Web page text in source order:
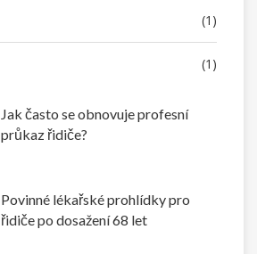
(1)
(1)
Jak často se obnovuje profesní
průkaz řidiče?
Povinné lékařské prohlídky pro
řidiče po dosažení 68 let